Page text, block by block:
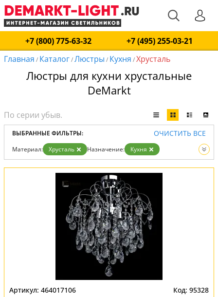
+7 (800) 775-63-32
+7 (495) 255-03-21
Главная / Каталог/Люстры / Кухня /Хрусталь
Люстры для кухни хрустальные
DeMarkt
ВЫБРАННЫЕ ФИЛЬТРЫ: ОЧИСТИТЬ ВСЕ
Материал: Хрусталь Назначение:
Кухня
Вид:
Люстры
464017106 95328